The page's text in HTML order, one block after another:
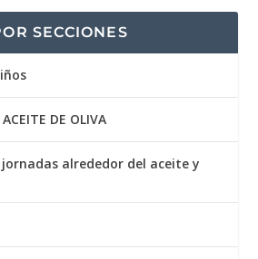
SECCIONES
DE OLIVA
alrededor del aceite y